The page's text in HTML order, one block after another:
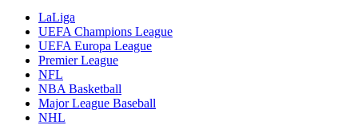
LaLiga
UEFA Champions League
UEFA Europa League
Premier League
NFL
NBA Basketball
Major League Baseball
NHL